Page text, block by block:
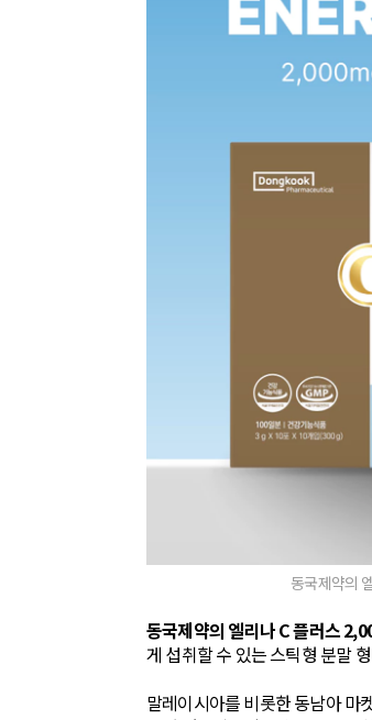
동국제약의
동국제약의 엘리나 C 플러스
게 섭취할 수 있는 스틱형 분말
말레이시아를 비롯한 동남아 마